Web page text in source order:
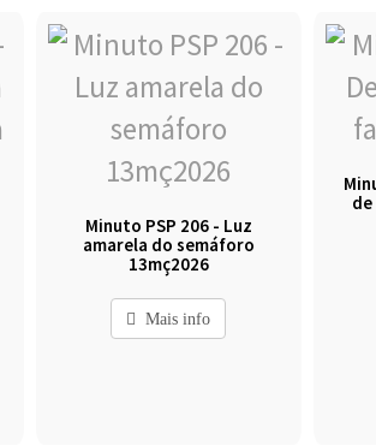
Minuto PSP 206 - Luz
amarela do semáforo
13mç2026
Mais info